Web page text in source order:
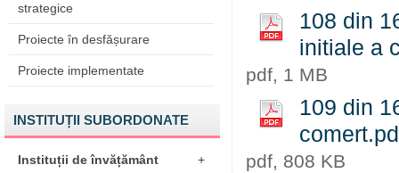
strategice
Proiecte în desfășurare
Proiecte implementate
INSTITUȚII SUBORDONATE
Instituții de învățământ +
108 din
initiale a
pdf, 1 MB
109 din
pdf, 808 KB